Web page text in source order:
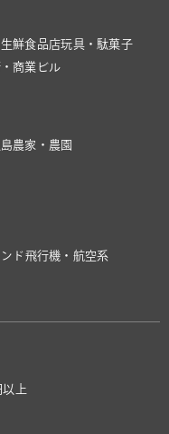
鮮食品店玩具・駄菓子
商業ビル
農家・農園
ド 飛行機・航空系
以上